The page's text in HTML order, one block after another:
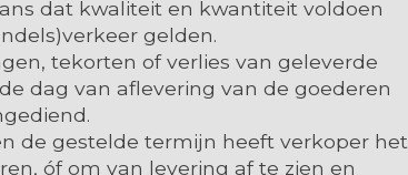
dat kwaliteit en kwantiteit voldoen
gelden.
tekorten of verlies van geleverde
dag van aflevering van de goederen
de gestelde termijn heeft verkoper het
óf om van levering af te zien en